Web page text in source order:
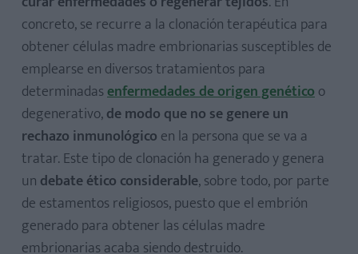
concreto, se recurre a la clonación terapéutica para
obtener células madre embrionarias susceptibles de
emplearse en diversos tratamientos para
determinadasenfermedades de origen genéticoo
degenerativo,de modo que no se genere un
rechazo inmunológico en la persona que se va a
tratar. Este tipo de clonación ha generado y genera
un debate ético considerable, sobre todo, por parte
de estamentos religiosos, puesto que el embrión
generado para obtener las células madre
embrionarias acaba siendo destruido.